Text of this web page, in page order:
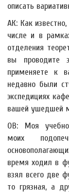
описать
АК: Как
числе и в
отделения
вы проводите
применяете к
недавно были
экспедициях
вашей ушедшей
ОВ: Моя учебно-
моих
время ходил в
взял всего две
то грязная, а